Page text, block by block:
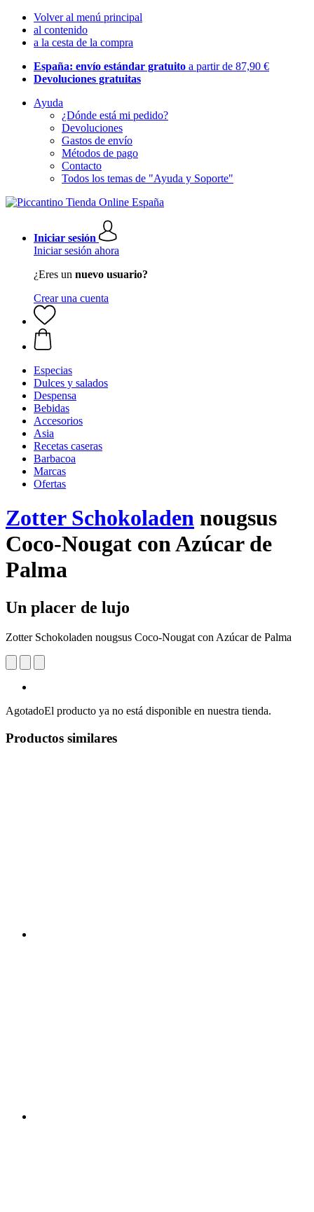
Volver al menú principal
al contenido
a la cesta de la compra
España: envío estándar gratuito a partir de 87,90 €
Devoluciones gratuitas
Ayuda
¿Dónde está mi pedido?
Devoluciones
Gastos de envío
Métodos de pago
Contacto
Todos los temas de "Ayuda y Soporte"
Iniciar sesión
Iniciar sesión ahora
¿Eres un nuevo usuario?
Crear una cuenta
Especias
Dulces y salados
Despensa
Bebidas
Accesorios
Asia
Recetas caseras
Barbacoa
Marcas
Ofertas
Zotter Schokoladen nougsus
Coco-Nougat con Azúcar de
Palma
Un placer de lujo
Zotter Schokoladen nougsus Coco-Nougat con Azúcar de Palma
AgotadoEl producto ya no está disponible en nuestra tienda.
Productos similares